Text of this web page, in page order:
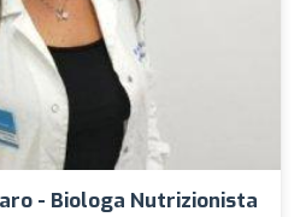
- Biologa Nutrizionista